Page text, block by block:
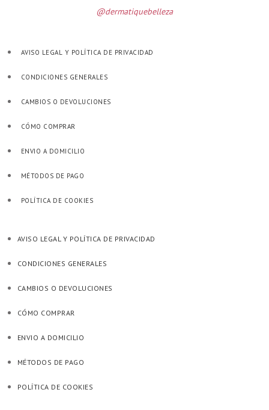
@dermatiquebelleza
AVISO LEGAL Y POLÍTICA DE PRIVACIDAD
CONDICIONES GENERALES
CAMBIOS O DEVOLUCIONES
CÓMO COMPRAR
ENVIO A DOMICILIO
MÉTODOS DE PAGO
POLÍTICA DE COOKIES
AVISO LEGAL Y POLÍTICA DE PRIVACIDAD
CONDICIONES GENERALES
CAMBIOS O DEVOLUCIONES
CÓMO COMPRAR
ENVIO A DOMICILIO
MÉTODOS DE PAGO
POLÍTICA DE COOKIES